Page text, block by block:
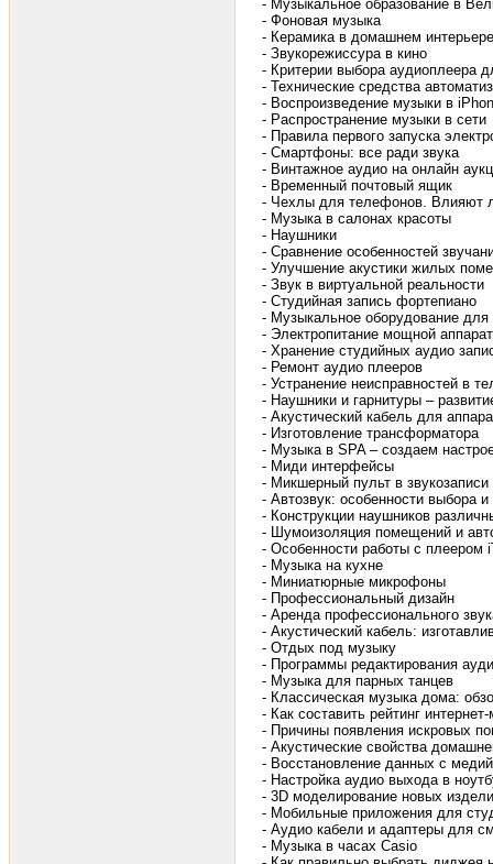
- Музыкальное образование в
- Фоновая музыка
- Керамика в домашнем интерьере
- Звукорежиссура в кино
- Критерии выбора аудиоплеера
- Технические средства
- Воспроизведение музыки в
- Распространение музыки в сети
- Правила первого запуска
- Смартфоны: все ради звука
- Винтажное аудио на онлайн
- Временный почтовый ящик
- Чехлы для телефонов. Влияют
- Музыка в салонах красоты
- Наушники
- Сравнение особенностей
- Улучшение акустики жилых
- Звук в виртуальной реальности
- Студийная запись фортепиано
- Музыкальное оборудование для
- Электропитание мощной
- Хранение студийных аудио
- Ремонт аудио плееров
- Устранение неисправностей в
- Наушники и гарнитуры –
- Акустический кабель для
- Изготовление трансформатора
- Музыка в SPA – создаем
- Миди интерфейсы
- Микшерный пульт в звукозаписи
- Автозвук: особенности выбора
- Конструкции наушников
- Шумоизоляция помещений и
- Особенности работы с плеером
- Музыка на кухне
- Миниатюрные микрофоны
- Профессиональный дизайн
- Аренда профессионального
- Акустический кабель:
- Отдых под музыку
- Программы редактирования
- Музыка для парных танцев
- Классическая музыка дома:
- Как составить рейтинг
- Причины появления искровых
- Акустические свойства
- Восстановление данных с
- Настройка аудио выхода в
- 3D моделирование новых
- Мобильные приложения для
- Аудио кабели и адаптеры для
- Музыка в часах Casio